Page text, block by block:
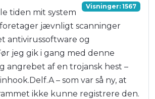
Visninger: 1567
tiden mit system
jævnligt scanninger
antivirussoftware og
jeg gik i gang med denne
angrebet af en trojansk hest –
– som var så ny, at
ikke kunne registrere den.